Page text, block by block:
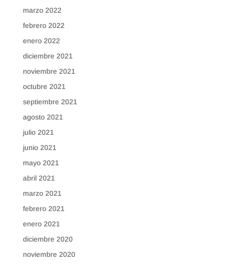
marzo 2022
febrero 2022
enero 2022
diciembre 2021
noviembre 2021
octubre 2021
septiembre 2021
agosto 2021
julio 2021
junio 2021
mayo 2021
abril 2021
marzo 2021
febrero 2021
enero 2021
diciembre 2020
noviembre 2020